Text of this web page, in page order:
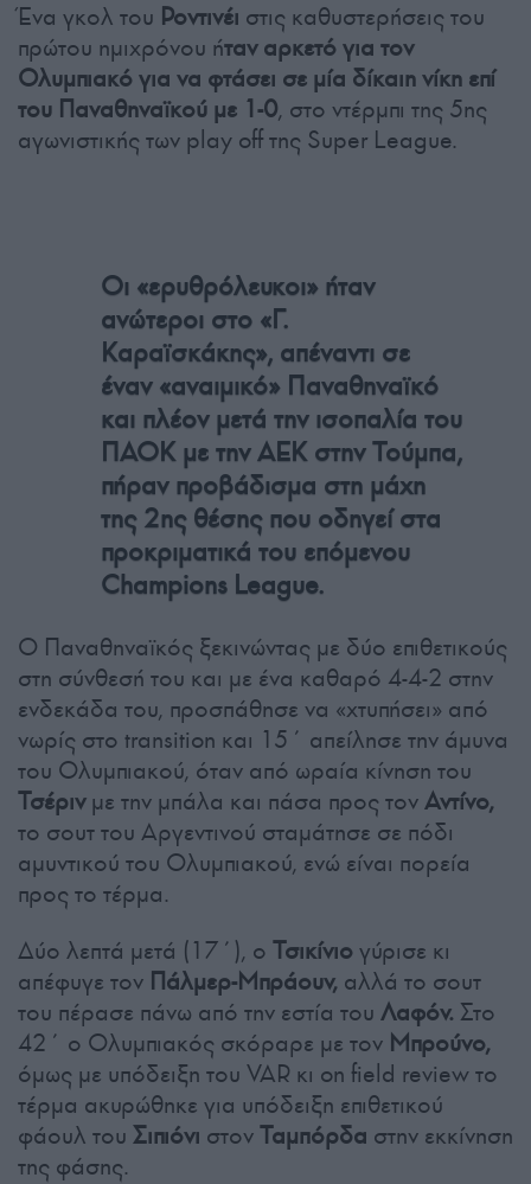
Ένα γκολ του Ροντινέι στις καθυστερήσεις του
πρώτου ημιχρόνου ήταν αρκετό για τον
Ολυμπιακό για να φτάσει σε μία δίκαιη νίκη επί
του Παναθηναϊκού με 1-0, στο ντέρμπι της 5ης
αγωνιστικής των play off της Super League.
Οι «ερυθρόλευκοι» ήταν
ανώτεροι στο «Γ.
Καραϊσκάκης», απέναντι σε
έναν «αναιμικό» Παναθηναϊκό
και πλέον μετά την ισοπαλία του
ΠΑΟΚ με την ΑΕΚ στην Τούμπα,
πήραν προβάδισμα στη μάχη
της 2ης θέσης που οδηγεί στα
προκριματικά του επόμενου
Champions League.
Ο Παναθηναϊκός ξεκινώντας με δύο επιθετικούς
στη σύνθεσή του και με ένα καθαρό 4-4-2 στην
ενδεκάδα του, προσπάθησε να «χτυπήσει» από
νωρίς στο transition και 15΄ απείλησε την άμυνα
του Ολυμπιακού, όταν από ωραία κίνηση του
Τσέρινμε την μπάλα και πάσα προς τονΑντίνο,
το σουτ του Αργεντινού σταμάτησε σε πόδι
αμυντικού του Ολυμπιακού, ενώ είναι πορεία
προς το τέρμα.
Δύο λεπτά μετά (17΄), ο Τσικίνιογύρισε κι
απέφυγε τον Πάλμερ-Μπράουν, αλλά το σουτ
του πέρασε πάνω από την εστία του Λαφόν. Στο
42΄ ο Ολυμπιακός σκόραρε με τον Μπρούνο,
όμως με υπόδειξη του VAR κι on field review το
τέρμα ακυρώθηκε για υπόδειξη επιθετικού
φάουλ του Σιπιόνι στονΤαμπόρδα στην εκκίνηση
της φάσης.